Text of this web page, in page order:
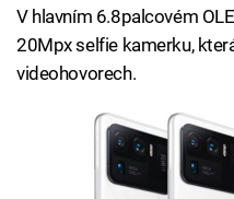
V hlavním 6.8palcovém
20Mpx selfie kamerku,
videohovorech.